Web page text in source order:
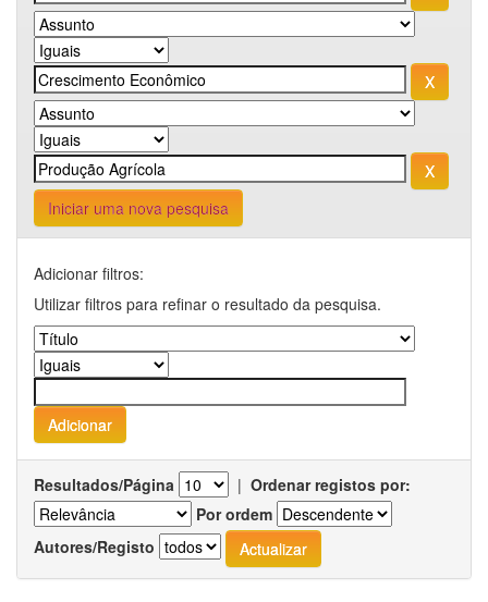
Iniciar uma nova pesquisa
Adicionar filtros:
Utilizar filtros para refinar o resultado da pesquisa.
Resultados/Página | Ordenar registos por:
Por ordem
Autores/Registo